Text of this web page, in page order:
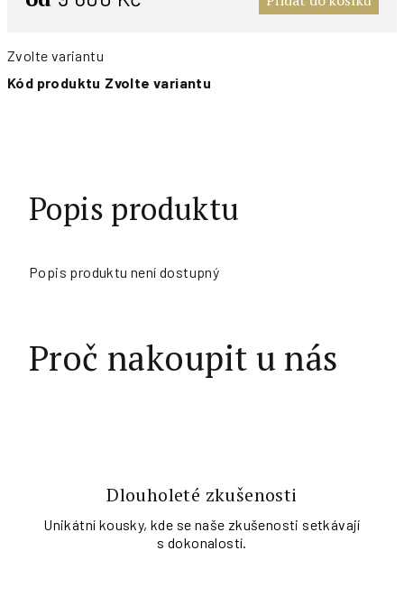
Zvolte variantu
Kód produktu Zvolte variantu
Popis produktu
Popis produktu není dostupný
Proč nakoupit u nás
Dlouholeté zkušenosti
Unikátní kousky, kde se naše zkušenosti setkávají
s dokonalostí.